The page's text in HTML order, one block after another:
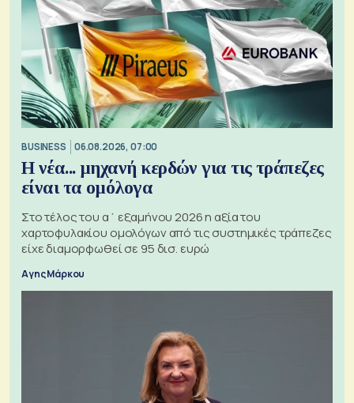
BUSINESS 06.08.2026, 07:00
Η νέα... μηχανή κερδών για τις τράπεζες
είναι τα ομόλογα
Στο τέλος του α΄ εξαμήνου 2026 η αξία του
χαρτοφυλακίου ομολόγων από τις συστημικές τράπεζες
είχε διαμορφωθεί σε 95 δισ. ευρώ
Αγης Μάρκου